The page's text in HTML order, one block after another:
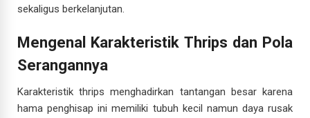
sekaligus berkelanjutan.
Mengenal Karakteristik Thrips dan Pola
Serangannya
Karakteristik thrips menghadirkan tantangan besar karena
hama penghisap ini memiliki tubuh kecil namun daya rusak